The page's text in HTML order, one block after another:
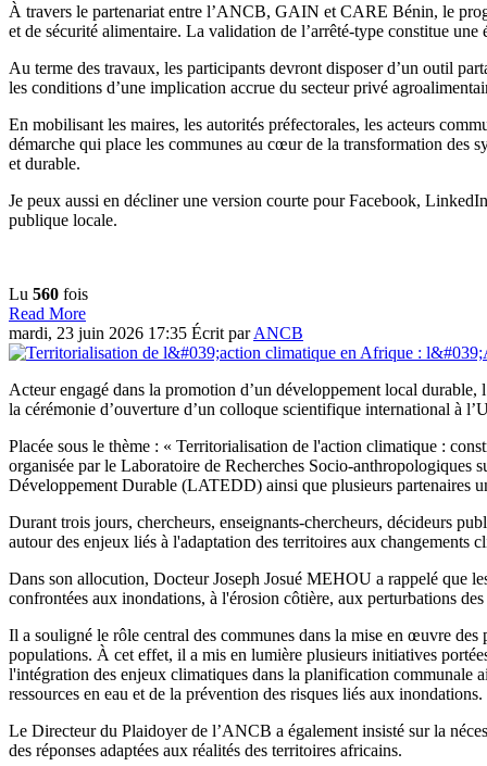
À travers le partenariat entre l’ANCB, GAIN et CARE Bénin, le
et de sécurité alimentaire. La validation de l’arrêté-type constitue
Au terme des travaux, les participants devront disposer d’un outil
les conditions d’une implication accrue du secteur privé
En mobilisant les maires, les autorités préfectorales, les acteurs
démarche qui place les communes au cœur de la transformation des
et durable.
Je peux aussi en décliner une version courte pour Facebook,
publique locale.
Lu 560 fois
Read More
mardi, 23 juin 2026 17:35 Écrit parANCB
Acteur engagé dans la promotion d’un développement local
la cérémonie d’ouverture d’un colloque scientifique international à
Placée sous le thème : « Territorialisation de l'action climatique :
organisée par le Laboratoire de Recherches Socio-
Développement Durable (LATEDD) ainsi que plusieurs partenaires
Durant trois jours, chercheurs, enseignants-chercheurs, décideurs
autour des enjeux liés à l'adaptation des territoires aux changements
Dans son allocution, Docteur Joseph Josué MEHOU a rappelé que
confrontées aux inondations, à l'érosion côtière, aux perturbations
Il a souligné le rôle central des communes dans la mise en œuvre
populations. À cet effet, il a mis en lumière plusieurs initiatives
l'intégration des enjeux climatiques dans la planification communale
ressources en eau et de la prévention des risques liés aux inondations.
Le Directeur du Plaidoyer de l’ANCB a également insisté sur la
des réponses adaptées aux réalités des territoires africains.